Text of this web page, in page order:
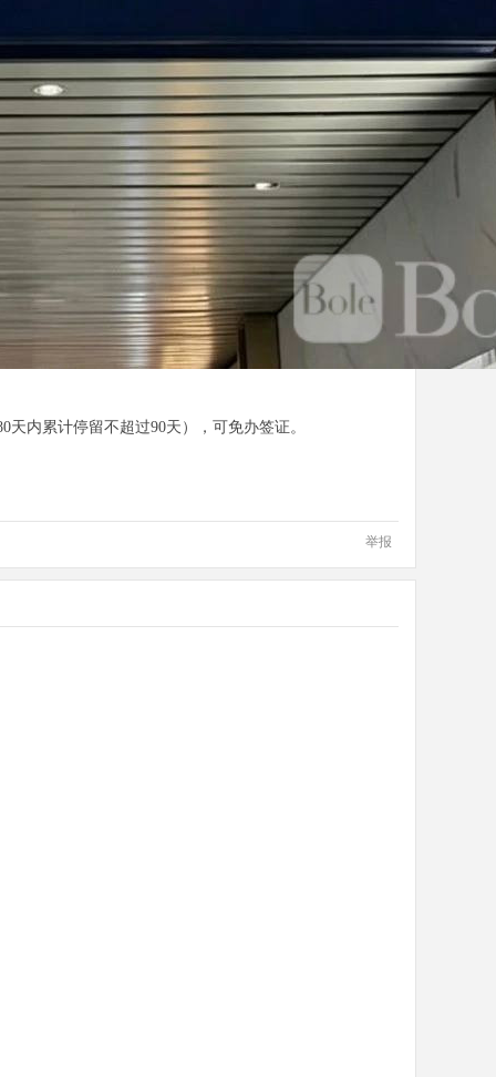
内累计停留不超过90天），可免办签证。
举报